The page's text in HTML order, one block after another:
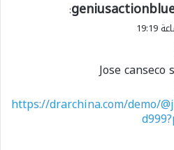
:
Jose canseco
https://drarchina.com/demo/